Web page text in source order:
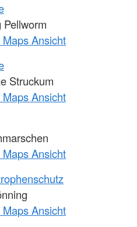
Ansicht
Struckum
Ansicht
Ansicht
Ansicht